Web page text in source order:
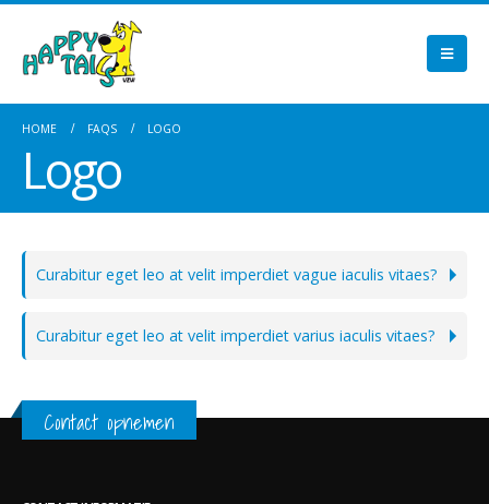
HOME FAQS LOGO
Logo
Curabitur eget leo at velit imperdiet vague iaculis vitaes?
Curabitur eget leo at velit imperdiet varius iaculis vitaes?
Contact opnemen